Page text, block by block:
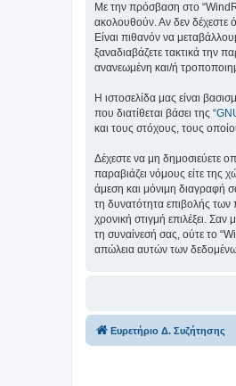
Με την πρόσβαση στο
ακολουθούν. Αν δεν δέχεστε
Είναι πιθανόν να
ξαναδιαβάζετε τακτικά την
ανανεωμένη και/ή
Η ιστοσελίδα μας είναι
που διατίθεται βάσει της “
και τους στόχους, τους
Δέχεστε να μη δημοσιεύετε
παραβιάζει νόμους είτε της
άμεση και μόνιμη διαγραφή
τη δυνατότητα επιβολής των
χρονική στιγμή επιλέξει.
τη συναίνεσή σας, ούτε το
απώλεια αυτών των
Ευρετήριο Δ. Συζήτησης